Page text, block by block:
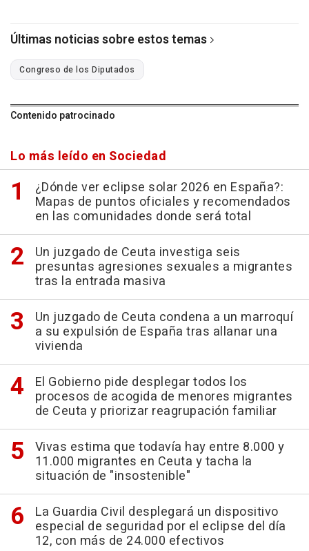
Últimas noticias sobre estos temas
Congreso de los Diputados
Contenido patrocinado
Lo más leído en Sociedad
¿Dónde ver eclipse solar 2026 en España?:
Mapas de puntos oficiales y recomendados
en las comunidades donde será total
Un juzgado de Ceuta investiga seis
presuntas agresiones sexuales a migrantes
tras la entrada masiva
Un juzgado de Ceuta condena a un marroquí
a su expulsión de España tras allanar una
vivienda
El Gobierno pide desplegar todos los
procesos de acogida de menores migrantes
de Ceuta y priorizar reagrupación familiar
Vivas estima que todavía hay entre 8.000 y
11.000 migrantes en Ceuta y tacha la
situación de "insostenible"
La Guardia Civil desplegará un dispositivo
especial de seguridad por el eclipse del día
12, con más de 24.000 efectivos